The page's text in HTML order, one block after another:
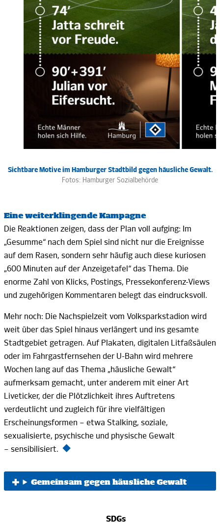
Sichtbare Motive im Hamburger Stadtbild gegen häusliche Gewalt.
Fotos: Hamburger Sozialbehörde
Eine weiterklingende Kampagne
Die Reaktionen zeigen, dass der Plan voll aufging: Im
„Gesumme“ nach dem Spiel sind nicht nur die Ereignisse
auf dem Rasen, sondern sehr häufig auch diese kuriosen
„600 Minuten auf der Anzeigetafel“ das Thema. Die
enorme Zahl von Klicks, Postings, Pressekonferenz-Views
und zugehörigen Kommentaren belegt das eindrucksvoll.
Mehr noch: Die Nachspielzeit vom Volksparkstadion wird
weit über das Spiel hinaus verlängert und ins gesamte
Stadtgebiet getragen. Auf Plakaten, digitalen Litfaßsäulen
oder im Fahrgastfernsehen der U-Bahn wird mehrere
Wochen lang auf das Thema „häusliche Gewalt“
aufmerksam gemacht, unter anderem mit einer Art
Liveticker, der die Plötzlichkeit ihres Auftretens
verdeutlicht und zugleich für ihre vielfältigen
Erscheinungsformen – etwa Stalking, soziale,
sexualisierte, psychische und physische Gewalt
– sensibilisiert.
Gemeinsam gegen häusliche Gewalt